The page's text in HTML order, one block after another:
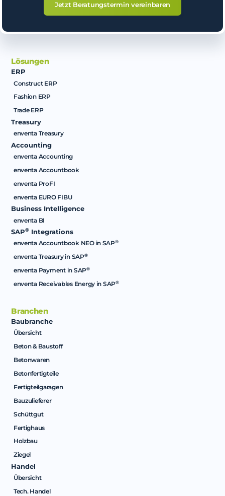
Jetzt Beratungstermin vereinbaren
Lösungen
ERP
Construct ERP
Fashion ERP
Trade ERP
Treasury
enventa Treasury
Accounting
enventa Accounting
enventa Accountbook
enventa ProFI
enventa EURO FIBU
Business Intelligence
enventa BI
SAP® Integrations
enventa Accountbook NEO in SAP®
enventa Treasury in SAP®
enventa Payment in SAP®
enventa Receivables Energy in SAP®
Branchen
Baubranche
Übersicht
Beton & Baustoff
Betonwaren
Betonfertigteile
Fertigteilgaragen
Bauzulieferer
Schüttgut
Fertighaus
Holzbau
Ziegel
Handel
Übersicht
Tech. Handel